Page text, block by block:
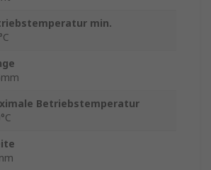
min.
Betriebstemperatur